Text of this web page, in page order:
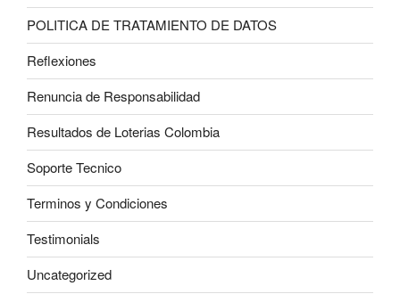
POLITICA DE TRATAMIENTO DE DATOS
Reflexiones
Renuncia de Responsabilidad
Resultados de Loterias Colombia
Soporte Tecnico
Terminos y Condiciones
Testimonials
Uncategorized